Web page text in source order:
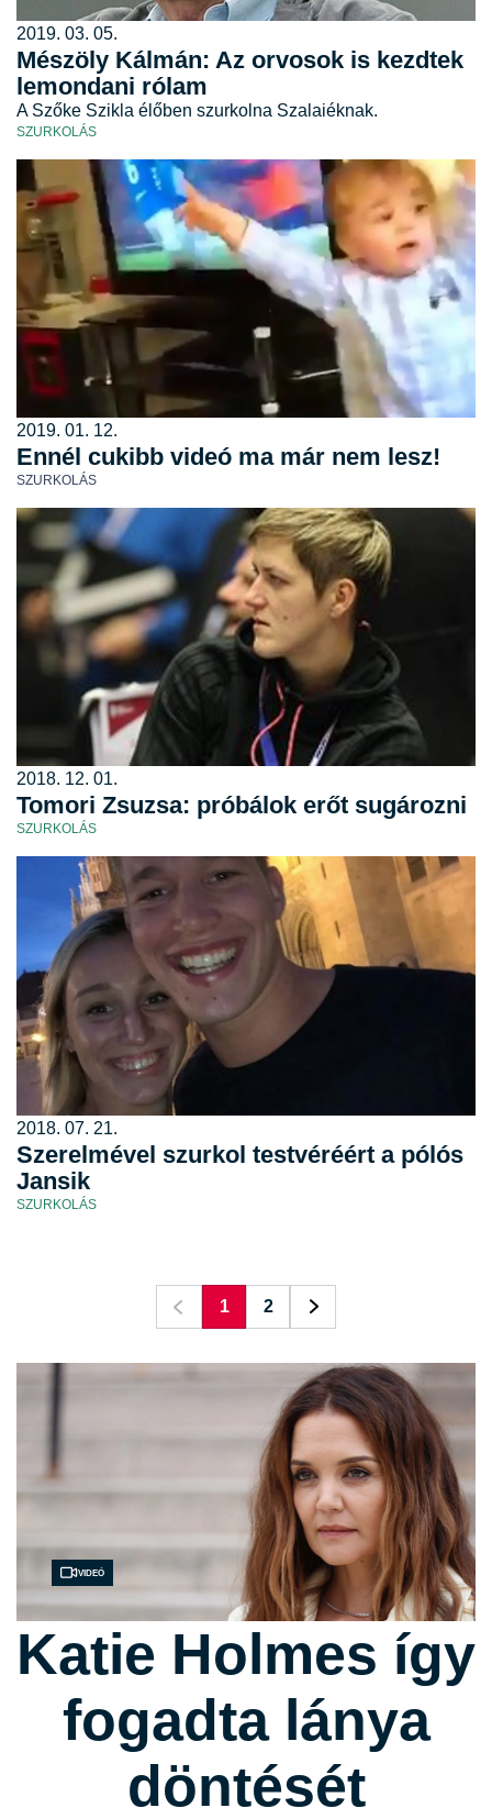
2019. 03. 05.
Mészöly Kálmán: Az orvosok is kezdtek
lemondani rólam
A Szőke Szikla élőben szurkolna Szalaiéknak.
SZURKOLÁS
2019. 01. 12.
Ennél cukibb videó ma már nem lesz!
SZURKOLÁS
2018. 12. 01.
Tomori Zsuzsa: próbálok erőt sugározni
SZURKOLÁS
2018. 07. 21.
Szerelmével szurkol testvéréért a pólós
Jansik
SZURKOLÁS
1 2
Videó
Katie Holmes így
fogadta lánya
döntését